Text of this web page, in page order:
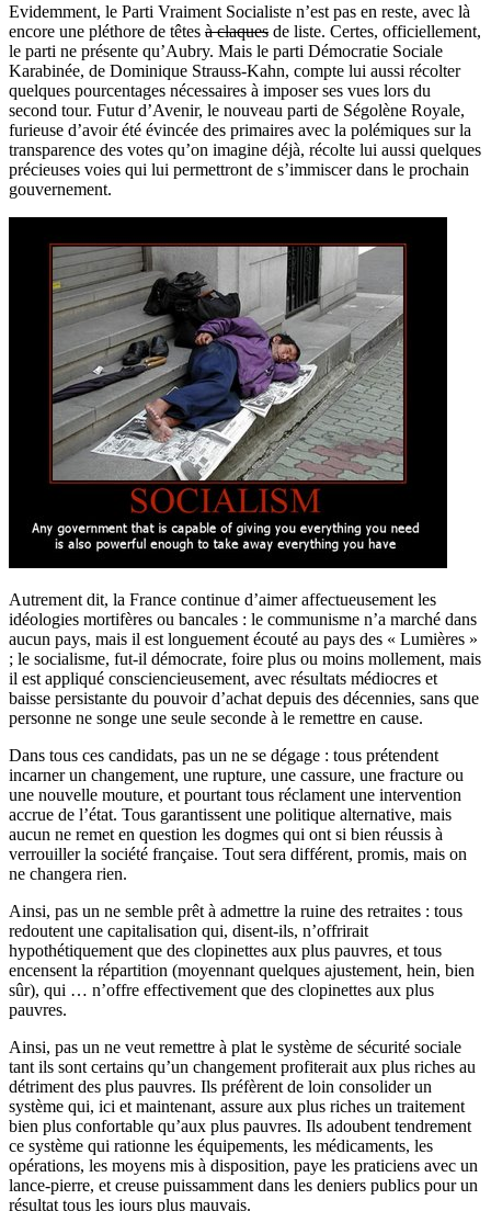
Evidemment, le Parti Vraiment Socialiste n’est pas en reste, avec là
encore une pléthore de têtes à claques de liste. Certes, officiellement,
le parti ne présente qu’Aubry. Mais le parti Démocratie Sociale
Karabinée, de Dominique Strauss-Kahn, compte lui aussi récolter
quelques pourcentages nécessaires à imposer ses vues lors du
second tour. Futur d’Avenir, le nouveau parti de Ségolène Royale,
furieuse d’avoir été évincée des primaires avec la polémiques sur la
transparence des votes qu’on imagine déjà, récolte lui aussi quelques
précieuses voies qui lui permettront de s’immiscer dans le prochain
gouvernement.
Autrement dit, la France continue d’aimer affectueusement les
idéologies mortifères ou bancales : le communisme n’a marché dans
aucun pays, mais il est longuement écouté au pays des « Lumières »
; le socialisme, fut-il démocrate, foire plus ou moins mollement, mais
il est appliqué consciencieusement, avec résultats médiocres et
baisse persistante du pouvoir d’achat depuis des décennies, sans que
personne ne songe une seule seconde à le remettre en cause.
Dans tous ces candidats, pas un ne se dégage : tous prétendent
incarner un changement, une rupture, une cassure, une fracture ou
une nouvelle mouture, et pourtant tous réclament une intervention
accrue de l’état. Tous garantissent une politique alternative, mais
aucun ne remet en question les dogmes qui ont si bien réussis à
verrouiller la société française. Tout sera différent, promis, mais on
ne changera rien.
Ainsi, pas un ne semble prêt à admettre la ruine des retraites : tous
redoutent une capitalisation qui, disent-ils, n’offrirait
hypothétiquement que des clopinettes aux plus pauvres, et tous
encensent la répartition (moyennant quelques ajustement, hein, bien
sûr), qui … n’offre effectivement que des clopinettes aux plus
pauvres.
Ainsi, pas un ne veut remettre à plat le système de sécurité sociale
tant ils sont certains qu’un changement profiterait aux plus riches au
détriment des plus pauvres. Ils préfèrent de loin consolider un
système qui, ici et maintenant, assure aux plus riches un traitement
bien plus confortable qu’aux plus pauvres. Ils adoubent tendrement
ce système qui rationne les équipements, les médicaments, les
opérations, les moyens mis à disposition, paye les praticiens avec un
lance-pierre, et creuse puissamment dans les deniers publics pour un
résultat tous les jours plus mauvais.